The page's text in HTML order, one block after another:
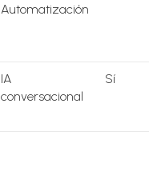
Automatización
IA
conversacional
Sí